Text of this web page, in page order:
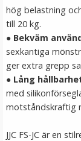
hög belastning
till 20 kg.
● Bekväm
sexkantiga
ger extra grepp
● Lång
med
motståndskraftig
JJC FS-JC är en